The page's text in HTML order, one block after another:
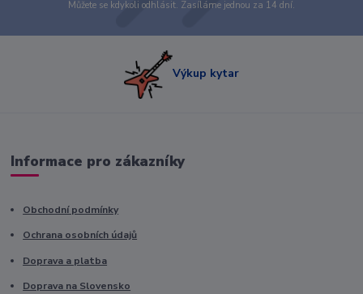
Můžete se kdykoli odhlásit. Zasíláme jednou za 14 dní.
Výkup kytar
Informace pro zákazníky
Obchodní podmínky
Ochrana osobních údajů
Doprava a platba
Doprava na Slovensko